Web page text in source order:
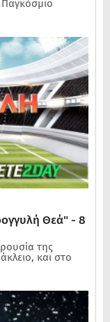
Θεά" - 8
της
και στο